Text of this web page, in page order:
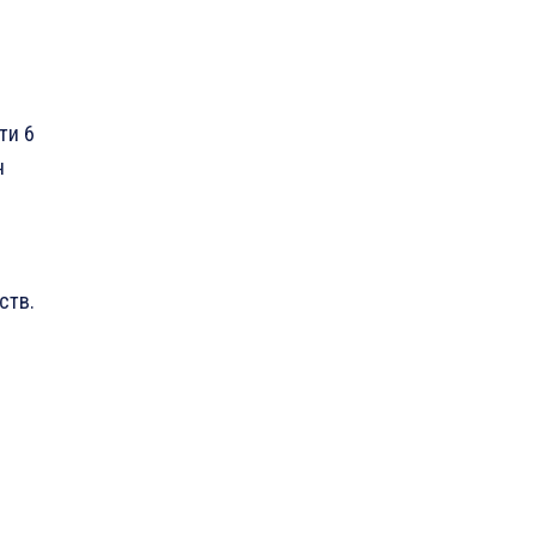
6